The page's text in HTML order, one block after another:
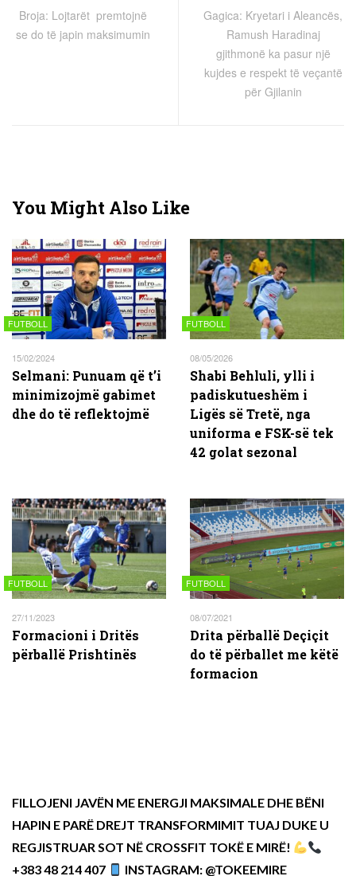
Broja: Lojtarët premtojnë
se do të japin maksimumin
Gagica: Kryetari i Aleancës,
Ramush Haradinaj
gjithmonë ka pasur një
kujdes e respekt të veçantë
për Gjilanin
You Might Also Like
FUTBOLL
15/02/2024
Selmani: Punuam që t’i
minimizojmë gabimet
dhe do të reflektojmë
FUTBOLL
08/05/2026
Shabi Behluli, ylli i
padiskutueshëm i
Ligës së Tretë, nga
uniforma e FSK-së tek
42 golat sezonal
FUTBOLL
27/11/2023
Formacioni i Dritës
përballë Prishtinës
FUTBOLL
08/07/2021
Drita përballë Deçiçit
do të përballet me këtë
formacion
FILLOJENI JAVËN ME ENERGJI MAKSIMALE DHE BËNI
HAPIN E PARË DREJT TRANSFORMIMIT TUAJ DUKE U
REGJISTRUAR SOT NË CROSSFIT TOKË E MIRË!
+383 48 214 407
INSTAGRAM: @TOKEEMIRE